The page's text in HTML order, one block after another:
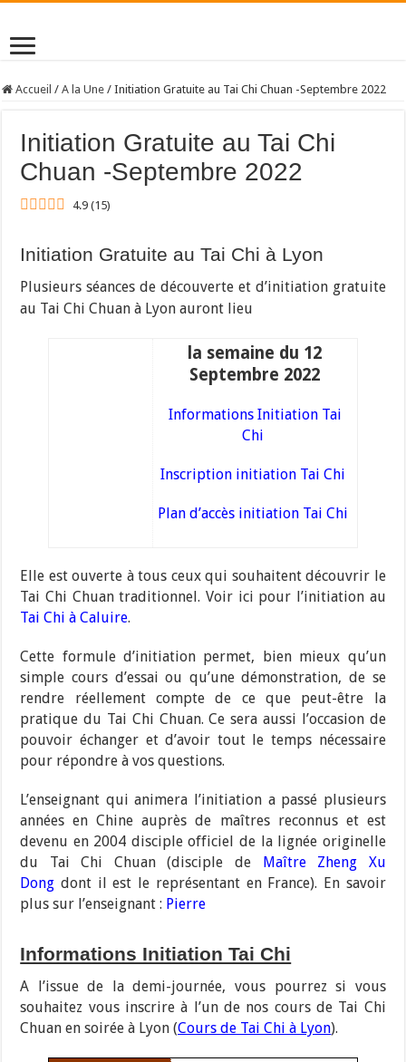
Accueil / A la Une / Initiation Gratuite au Tai Chi Chuan -Septembre 2022
Initiation Gratuite au Tai Chi
Chuan -Septembre 2022
4.9 (15)
Initiation Gratuite au Tai Chi à Lyon
Plusieurs séances de découverte et d’initiation gratuite
au Tai Chi Chuan à Lyon auront lieu
la semaine du 12
Septembre 2022
Informations Initiation Tai
Chi
Inscription initiation Tai Chi
Plan d’accès initiation Tai Chi
Elle est ouverte à tous ceux qui souhaitent découvrir le
Tai Chi Chuan traditionnel. Voir ici pour l’initiation au
Tai Chi à Caluire.
Cette formule d’initiation permet, bien mieux qu’un
simple cours d’essai ou qu’une démonstration, de se
rendre réellement compte de ce que peut-être la
pratique du Tai Chi Chuan. Ce sera aussi l’occasion de
pouvoir échanger et d’avoir tout le temps nécessaire
pour répondre à vos questions.
L’enseignant qui animera l’initiation a passé plusieurs
années en Chine auprès de maîtres reconnus et est
devenu en 2004 disciple officiel de la lignée originelle
du Tai Chi Chuan (disciple de Maître Zheng Xu
Dong dont il est le représentant en France). En savoir
plus sur l’enseignant : Pierre
Informations Initiation Tai Chi
A l’issue de la demi-journée, vous pourrez si vous
souhaitez vous inscrire à l’un de nos cours de Tai Chi
Chuan en soirée à Lyon (Cours de Tai Chi à Lyon).